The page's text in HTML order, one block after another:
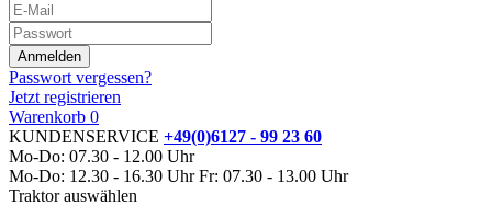
Passwort vergessen?
Jetzt registrieren
Warenkorb 0
KUNDENSERVICE +49(0)6127 - 99 23 60
Mo-Do: 07.30 - 12.00 Uhr
Mo-Do: 12.30 - 16.30 Uhr Fr: 07.30 - 13.00 Uhr
Traktor auswählen